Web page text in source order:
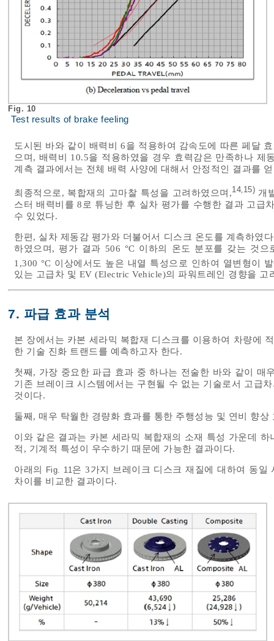
Fig. 10
Test results of brake feeling
도시된 바와 같이 배력비 6을 적용하여 감속도에 따른 페달
으며, 배력비 10.5을 적용하였을 경우 효력감은 만족하나 제
계측 결과에서는 전체 배력 사양에 대해서 안정적인 결과를
최종적으로, 복합재의 고마찰 특성을 고려하였으며,14 15) 개
스터 배력비를 8로 튜닝한 후 실차 평가를 수행한 결과 고급
수 있었다.
한편, 실차 제동감 평가와 더불어서 디스크 온도를 계측하였
하였으며, 평가 결과 506 °C 이하의 온도 분포를 갖는 것
1,300 °C 이상에서도 높은 내열 특성으로 인하여 열변형이
있는 고급차 및 EV (Electric Vehicle)의 파워트레인 경향을
7. 파급 효과 분석
본 장에서는 카본 세라믹 복합재 디스크를 이용하여 차량에
한 기술 진화 트랜드를 예측하고자 한다.
첫째, 가장 중요한 파급 효과 중 하나는 전술한 바와 같이 매
기존 브레이크 시스템에서는 구현될 수 없는 기술로서 고급
것이다.
둘째, 매우 탁월한 경량화 효과를 통한 주행성능 및 연비 향상
이와 같은 결과는 카본 세라믹 복합재의 소재 특성 가운데
적, 기계적 특성이 우수하기 때문에 가능한 결과이다.
아래의 Fig. 11은 3가지 브레이크 디스크 재질에 대하여 동
차이를 비교한 결과이다.